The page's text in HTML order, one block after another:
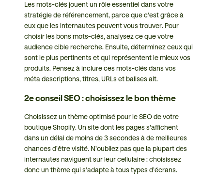
Les mots-clés jouent un rôle essentiel dans votre
stratégie de référencement, parce que c’est grâce à
eux que les internautes peuvent vous trouver. Pour
choisir les bons mots-clés, analysez ce que votre
audience cible recherche. Ensuite, déterminez ceux qui
sont le plus pertinents et qui représentent le mieux vos
produits. Pensez à inclure ces mots-clés dans vos
méta descriptions, titres, URLs et balises alt.
2e conseil SEO : choisissez le bon thème
Choisissez un thème optimisé pour le SEO de votre
boutique Shopify. Un site dont les pages s’affichent
dans un délai de moins de 3 secondes à de meilleures
chances d’être visité. N’oubliez pas que la plupart des
internautes naviguent sur leur cellulaire : choisissez
donc un thème qui s’adapte à tous types d’écrans.